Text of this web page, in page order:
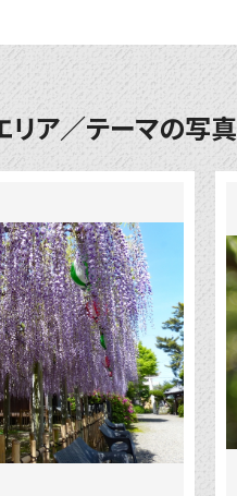
リア／テーマの写真